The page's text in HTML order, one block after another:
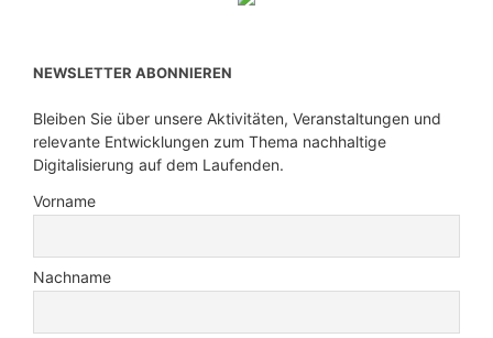
NEWSLETTER ABONNIEREN
Bleiben Sie über unsere Aktivitäten, Veranstaltungen und
relevante Entwicklungen zum Thema nachhaltige
Digitalisierung auf dem Laufenden.
Vorname
Nachname